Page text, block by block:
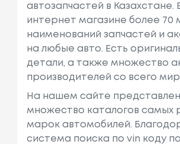
автозапчастей в Казахстане.
интернет магазине более 70
наименований запчастей и
на любые авто. Есть
детали, а также множество
производителей со всего
На нашем сайте
множество каталогов самых
марок автомобилей.
система поиска по vin коду